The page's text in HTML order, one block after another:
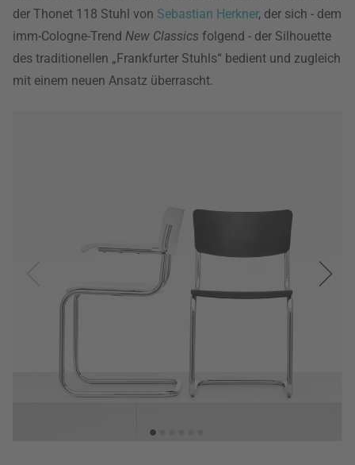
der Thonet 118 Stuhl von Sebastian Herkner, der sich - dem
imm-Cologne-Trend New Classics folgend - der Silhouette
des traditionellen „Frankfurter Stuhls“ bedient und zugleich
mit einem neuen Ansatz überrascht.